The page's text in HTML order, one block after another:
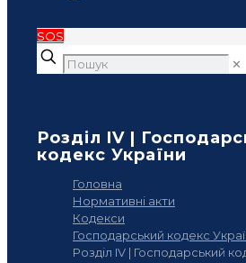
SOS
✕
Розділ IV |
кодекс України
Головна
Нормативні акти
Кодекси
Господарський кодекс
Розділ IV | Господарський